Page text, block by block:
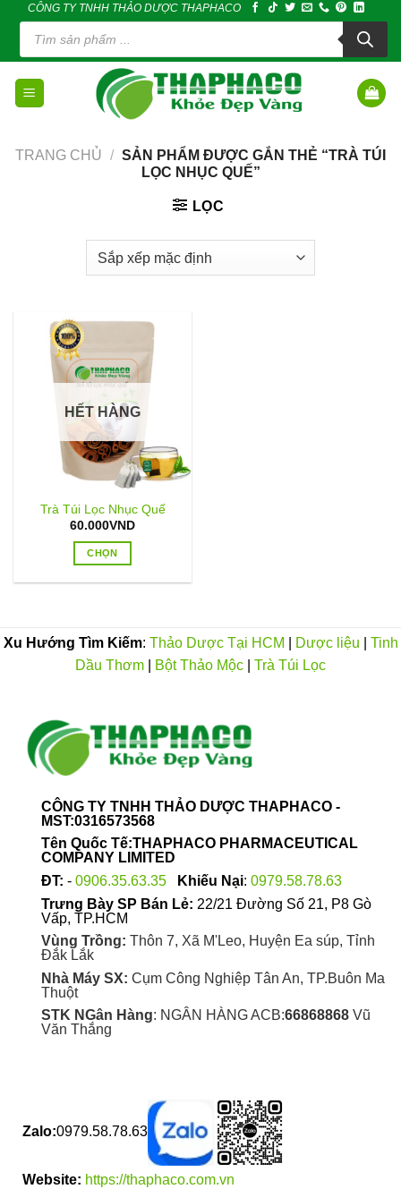
content
CÔNG TY TNHH THẢO DƯỢC THAPHACO
Tìm
kiếm
phẩm
TRANG CHỦ / SẢN PHẨM ĐƯỢC GẮN THẺ “TRÀ TÚI
LỌC NHỤC QUẾ”
LỌC
HẾT HÀNG
Trà Túi Lọc Nhục Quế
60.000VND
CHỌN
nhiều
biến
tùy
chọn
có
được
chọn
trên
trang
sản
Xu Hướng Tìm Kiếm: Thảo Dược Tại HCM Dược liệu
Tinh
Dầu Thơm
Bột Thảo Mộc Trà Túi Lọc
CÔNG TY TNHH THẢO DƯỢC THAPHACO -
MST:0316573568
Tên Quốc Tế:THAPHACO PHARMACEUTICAL
COMPANY LIMITED
ĐT: - 0906.35.63.35 Khiếu Nại: 0979.58.78.63
Trưng Bày SP Bán Lẻ: 22/21 Đường Số 21, P8 Gò
Vấp, TP.HCM
Vùng Trồng: Thôn 7, Xã M'Leo, Huyện Ea súp, Tỉnh
Đắk Lắk
Nhà Máy SX: Cụm Công Nghiệp Tân An, TP.Buôn Ma
Thuột
STK NGân Hàng: NGÂN HÀNG ACB:66868868Vũ
Văn Thắng
Zalo:0979.58.78.63
Website: https://thaphaco.com.vn